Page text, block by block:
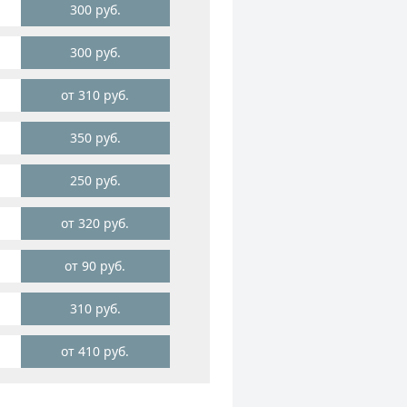
300 руб.
300 руб.
от 310 руб.
350 руб.
250 руб.
от 320 руб.
от 90 руб.
310 руб.
от 410 руб.